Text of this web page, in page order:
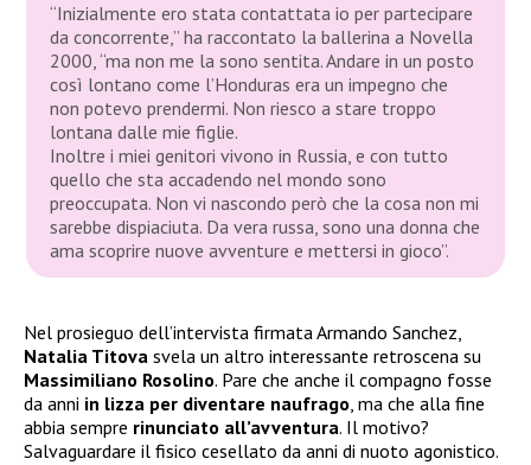
“Inizialmente ero stata contattata io per partecipare
da concorrente,” ha raccontato la ballerina a Novella
2000,“ma non me la sono sentita. Andare in un posto
così lontano come l’Honduras era un impegno che
non potevo prendermi. Non riesco a stare troppo
lontana dalle mie figlie.
Inoltre i miei genitori vivono in Russia, e con tutto
quello che sta accadendo nel mondo sono
preoccupata. Non vi nascondo però che la cosa non mi
sarebbe dispiaciuta. Da vera russa, sono una donna che
ama scoprire nuove avventure e mettersi in gioco”.
Nel prosieguo dell’intervista firmata Armando Sanchez,
Natalia Titova svela un altro interessante retroscena su
Massimiliano Rosolino. Pare che anche il compagno fosse
da anni in lizza per diventare naufrago, ma che alla fine
abbia sempre rinunciato all’avventura. Il motivo?
Salvaguardare il fisico cesellato da anni di nuoto agonistico.